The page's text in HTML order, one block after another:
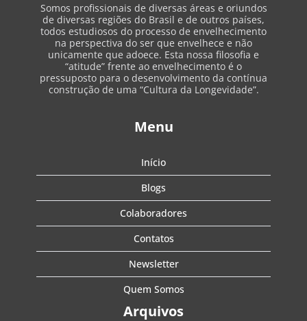
Somos profissionais de diversas áreas e oriundos
de diversas regiões do Brasil e de outros países,
todos estudiosos do processo de envelhecimento
na perspectiva do ser que envelhece e não
unicamente que adoece. Esta nossa filosofia e
“atitude” frente ao envelhecimento é o
pressuposto para o desenvolvimento da contínua
construção de uma “Cultura da Longevidade”.
Menu
Início
Blogs
Colaboradores
Contatos
Newsletter
Quem Somos
Arquivos